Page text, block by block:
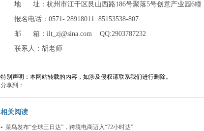
地 址：杭州市江干区艮山西路186号聚落5号创意产业园6幢
报名电话：0571- 28918011 85153538-807
邮 箱：ilt_zj@sina.com QQ:2903787232
联系人：胡老师
特别声明：本网站转载的内容，如涉及侵权请联系我们进行删除。
分享到：
相关阅读
菜鸟发布“全球三日达”，跨境电商迈入“72小时达”